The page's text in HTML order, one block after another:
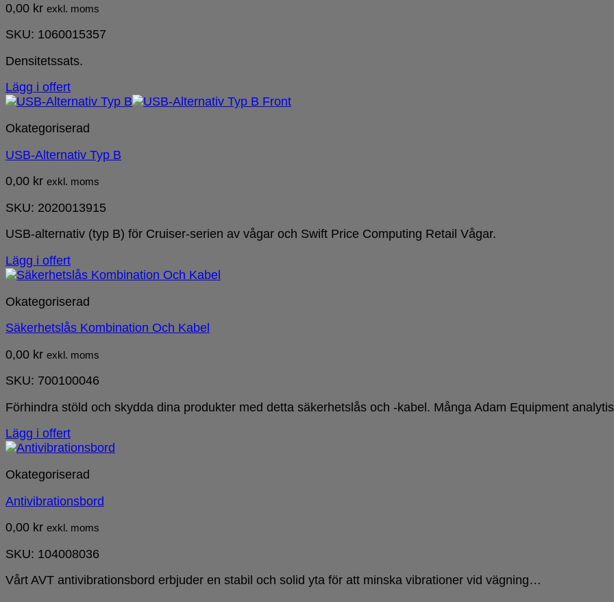
0,00 kr exkl. moms
SKU: 1060015357
Densitetssats.
Lägg i offert
Okategoriserad
USB-Alternativ Typ B
0,00 kr exkl. moms
SKU: 2020013915
USB-alternativ (typ B) för Cruiser-serien av vågar och Swift Price Computing Retail Vågar.
Lägg i offert
Okategoriserad
Säkerhetslås Kombination Och Kabel
0,00 kr exkl. moms
SKU: 700100046
Förhindra stöld och skydda dina produkter med detta säkerhetslås och -kabel. Många Adam Equipment
Lägg i offert
Okategoriserad
Antivibrationsbord
0,00 kr exkl. moms
SKU: 104008036
Vårt AVT antivibrationsbord erbjuder en stabil och solid yta för att minska vibrationer vid vägning…